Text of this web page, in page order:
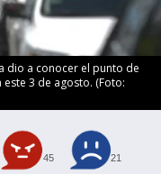
dio a conocer el punto de
3 de agosto. (Foto:
45 21